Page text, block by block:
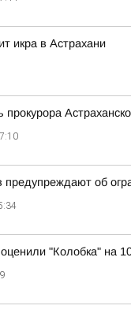
икра в Астрахани
прокурора
предупреждают об
"Колобка" на